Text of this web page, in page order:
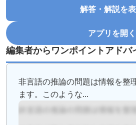
解答・解説を
アプリを開く
編集者からワンポイントアドバ
非言語の推論の問題は情報を整
ます。このような...